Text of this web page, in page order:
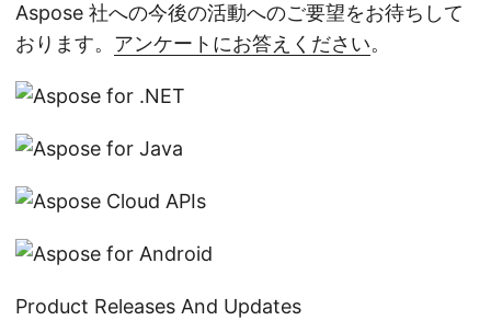
Aspose 社への今後の活動へのご要望をお待ちして
おります。 アンケートにお答えください。
Product Releases And Updates